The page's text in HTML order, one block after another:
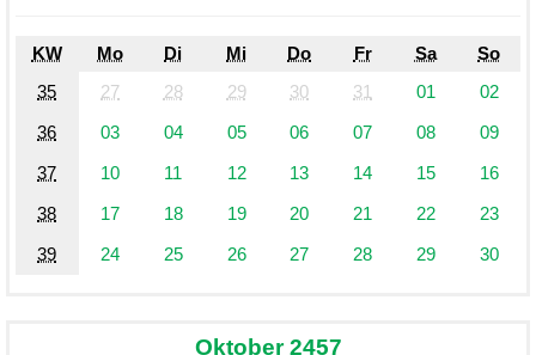
KW Mo Di Mi Do Fr Sa
So
35
27 28 29 30 31 01
02
36
03 04 05 06 07 08
09
37
10 11 12 13 14 15
16
38
17 18 19 20 21 22
23
39
24 25 26 27 28 29 30
Oktober 2457